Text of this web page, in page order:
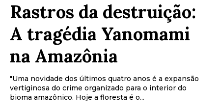
Rastros da destruição:
A tragédia Yanomami
na Amazônia
"Uma novidade dos últimos quatro anos é a expansão
vertiginosa do crime organizado para o interior do
bioma amazônico. Hoje a floresta é o...